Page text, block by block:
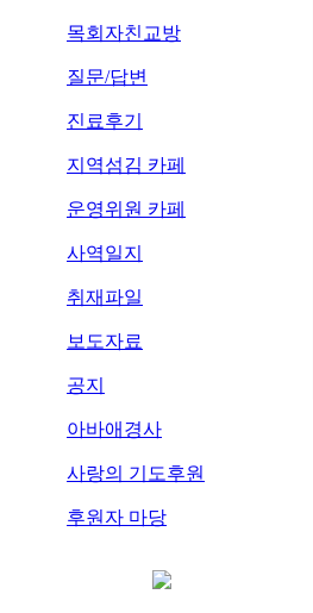
목회자친교방
질문/답변
진료후기
지역섬김 카페
운영위원 카페
사역일지
취재파일
보도자료
공지
아바애경사
사랑의 기도후원
후원자 마당